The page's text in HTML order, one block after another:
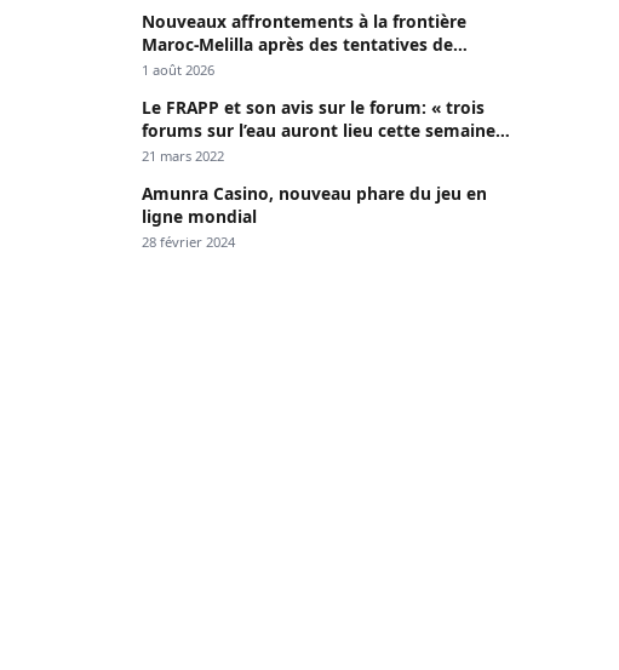
Nouveaux affrontements à la frontière
Maroc-Melilla après des tentatives de
passage
1 août 2026
Le FRAPP et son avis sur le forum: « trois
forums sur l’eau auront lieu cette semaine à
Dakar »
21 mars 2022
Amunra Casino, nouveau phare du jeu en
ligne mondial
28 février 2024